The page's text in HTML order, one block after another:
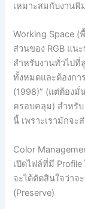
เหมาะสมกับงานพิ
Working Space
ส่วนของ RGB แนะ
สำหรับงานทั่วไป
ทั้งหมดและต้องกา
(1998)” (แต่ต้อง
ครอบคลุม) สำหรั
นี้ เพราะเรามักจะ
Color
เปิดไฟล์ที่มี Profile
จะได้ตัดสินใจว่าจ
(Preserve)